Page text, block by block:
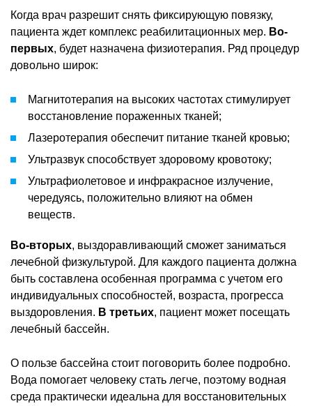
Когда врач разрешит снять фиксирующую повязку,
пациента ждет комплекс реабилитационных мер. Во-
первых, будет назначена физиотерапия. Ряд процедур
довольно широк:
Магнитотерапия на высоких частотах стимулирует
восстановление пораженных тканей;
Лазеротерапия обеспечит питание тканей кровью;
Ультразвук способствует здоровому кровотоку;
Ультрафиолетовое и инфракрасное излучение,
чередуясь, положительно влияют на обмен
веществ.
Во-вторых, выздоравливающий сможет заниматься
лечебной физкультурой. Для каждого пациента должна
быть составлена особенная программа с учетом его
индивидуальных способностей, возраста, прогресса
выздоровления. В третьих, пациент может посещать
лечебный бассейн.
О пользе бассейна стоит поговорить более подробно.
Вода помогает человеку стать легче, поэтому водная
среда практически идеальна для восстановительных